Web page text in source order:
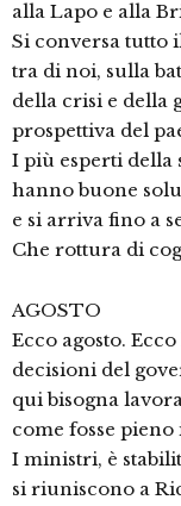
alla Lapo e alla
Si conversa tutto
tra di noi, sulla
della crisi e della
prospettiva del
I più esperti della
hanno buone
e si arriva fino a
Che rottura di
AGOSTO
Ecco agosto.
decisioni del
qui bisogna
come fosse
I ministri, è
si riuniscono a